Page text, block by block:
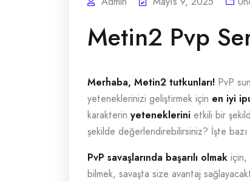
Metin2 Pvp
Merhaba, Metin2 tutkunları! PvP
yeteneklerinizi geliştirmek için en iyi
karakterin yeteneklerini etkili bir
şekilde değerlendirebilirsiniz? İşte
PvP savaşlarında başarılı olmak için,
bilmek, savaşta size avantaj